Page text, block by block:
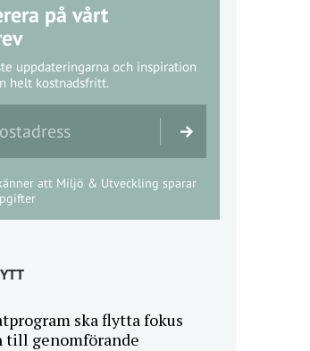
på vårt
uppdateringarna och inspiration
helt kostnadsfritt.
att Miljö & Utveckling sparar
ska flytta fokus
till genomförande